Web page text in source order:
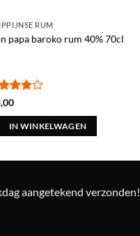
RUM
papa baroko rum 40% 70cl
IN WINKELWAGEN
aangetekend verzonden!